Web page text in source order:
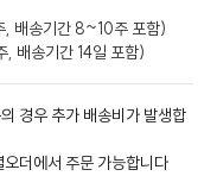
, 배송기간 8~10주 포함)
, 배송기간 14일 포함)
경우 추가 배송비가 발생합
더에서 주문 가능합니다